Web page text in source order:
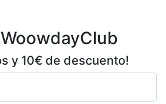
y 10€ de descuento!